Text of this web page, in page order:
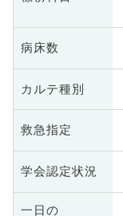
病床数
カルテ種別
救急指定
学会認定状況
一日の